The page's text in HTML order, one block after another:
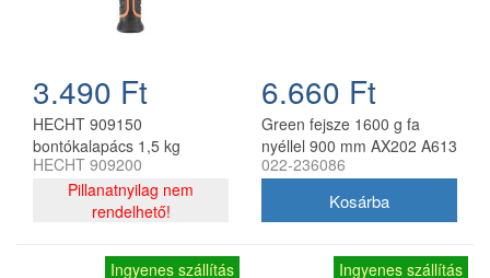
3.490 Ft
HECHT 909150
bontókalapács 1,5 kg
HECHT 909200
Pillanatnyilag nem
rendelhető!
6.660 Ft
Green fejsze 1600 g fa
nyéllel 900 mm AX202 A613
022-236086
Ingyenes szállítás Ingyenes szállítás